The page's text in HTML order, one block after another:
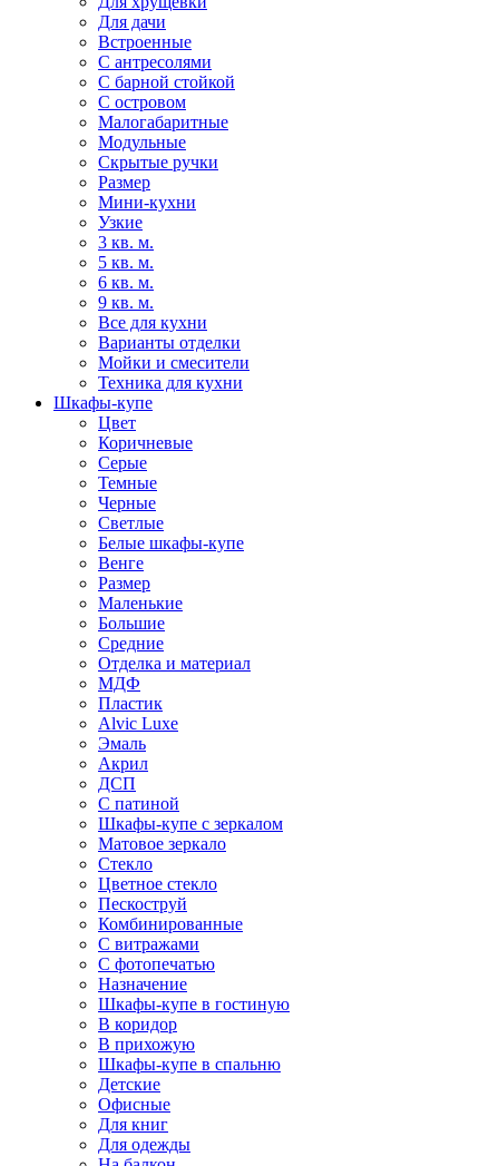
Для дачи
Встроенные
С антресолями
С барной стойкой
С островом
Малогабаритные
Модульные
Скрытые ручки
Размер
Мини-кухни
Узкие
3 кв. м.
5 кв. м.
6 кв. м.
9 кв. м.
Все для кухни
Варианты отделки
Мойки и смесители
Техника для кухни
Шкафы-купе
Цвет
Коричневые
Серые
Темные
Черные
Светлые
Белые шкафы-купе
Венге
Размер
Маленькие
Большие
Средние
Отделка и материал
МДФ
Пластик
Alvic Luxe
Эмаль
Акрил
ДСП
С патиной
Шкафы-купе с зеркалом
Матовое зеркало
Стекло
Цветное стекло
Пескоструй
Комбинированные
С витражами
С фотопечатью
Назначение
Шкафы-купе в гостиную
В коридор
В прихожую
Шкафы-купе в спальню
Детские
Офисные
Для книг
Для одежды